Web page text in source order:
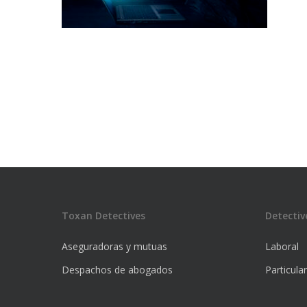
Toxan Detectives
Aseguradoras y mutuas
Despachos de abogados
Laboral